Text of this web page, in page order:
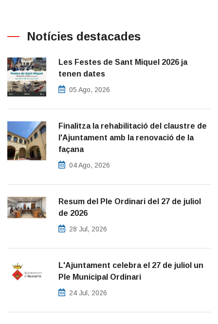
Notícies destacades
Les Festes de Sant Miquel 2026 ja
tenen dates
05 Ago, 2026
Finalitza la rehabilitació del claustre de
l'Ajuntament amb la renovació de la
façana
04 Ago, 2026
Resum del Ple Ordinari del 27 de juliol
de 2026
28 Jul, 2026
L'Ajuntament celebra el 27 de juliol un
Ple Municipal Ordinari
24 Jul, 2026